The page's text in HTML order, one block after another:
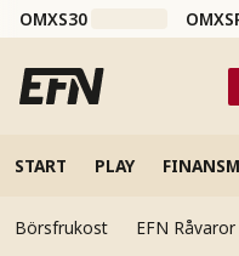
OMXS30
START PLAY
Börsfrukost EFN Råvaror